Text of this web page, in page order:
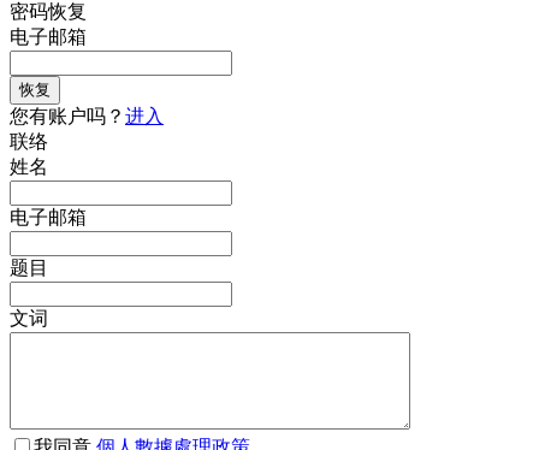
密码恢复
电子邮箱
恢复
您有账户吗？ 进入
联络
姓名
电子邮箱
题目
文词